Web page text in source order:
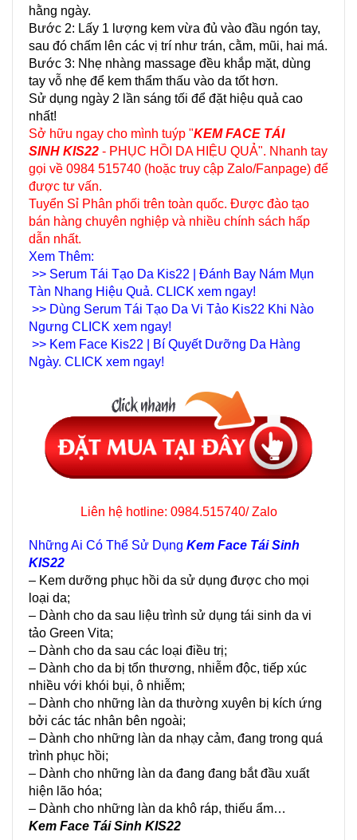
hằng ngày.
Bước 2: Lấy 1 lượng kem vừa đủ vào đầu ngón tay,
sau đó chấm lên các vị trí như trán, cằm, mũi, hai má.
Bước 3: Nhẹ nhàng massage đều khắp mặt, dùng
tay vỗ nhẹ để kem thẩm thấu vào da tốt hơn.
Sử dụng ngày 2 lần sáng tối để đặt hiệu quả cao
nhất!
Sở hữu ngay cho mình tuýp "KEM FACE TÁI
SINH KIS22 - PHỤC HỒI DA HIỆU QUẢ". Nhanh tay
gọi về 0984 515740 (hoặc truy cập Zalo/Fanpage) để
được tư vấn.
Tuyển Sỉ Phân phối trên toàn quốc. Được đào tạo
bán hàng chuyên nghiệp và nhiều chính sách hấp
dẫn nhất.
Xem Thêm:
>> Serum Tái Tạo Da Kis22 | Đánh Bay Nám Mụn
Tàn Nhang Hiệu Quả. CLICK xem ngay!
>> Dùng Serum Tái Tạo Da Vi Tảo Kis22 Khi Nào
Ngưng CLICK xem ngay!
>> Kem Face Kis22 | Bí Quyết Dưỡng Da Hàng
Ngày. CLICK xem ngay!
Liên hệ hotline: 0984.515740/ Zalo
Những Ai Có Thể Sử Dụng Kem Face Tái Sinh
KIS22
– Kem dưỡng phục hồi da sử dụng được cho mọi
loại da;
– Dành cho da sau liệu trình sử dụng tái sinh da vi
tảo Green Vita;
– Dành cho da sau các loại điều trị;
– Dành cho da bị tổn thương, nhiễm độc, tiếp xúc
nhiều với khói bụi, ô nhiễm;
– Dành cho những làn da thường xuyên bị kích ứng
bởi các tác nhân bên ngoài;
– Dành cho những làn da nhạy cảm, đang trong quá
trình phục hồi;
– Dành cho những làn da đang đang bắt đầu xuất
hiện lão hóa;
– Dành cho những làn da khô ráp, thiếu ẩm…
Kem Face Tái Sinh KIS22